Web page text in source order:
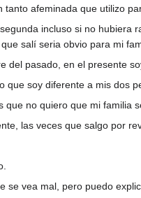
tanto afeminada que utilizo
incluso si no hubiera
salí seria obvio para mi
del pasado, en el presente
que soy diferente a mis dos
que no quiero que mi familia
las veces que salgo por
se vea mal, pero puedo